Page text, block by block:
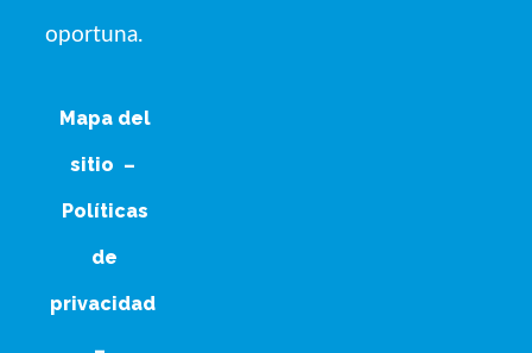
oportuna.
Mapa del
sitio –
Políticas
de
privacidad